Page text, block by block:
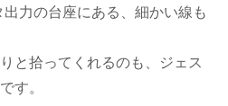
力の台座にある、細かい線も
と拾ってくれるのも、ジェス
す。